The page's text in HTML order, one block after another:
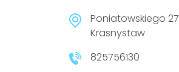
Poniatowskiego 27
Krasnystaw
825756130